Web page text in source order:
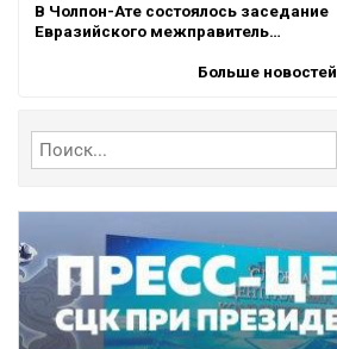
В Чолпон-Ате состоялось заседание
Евразийского межправитель…
Больше новостей